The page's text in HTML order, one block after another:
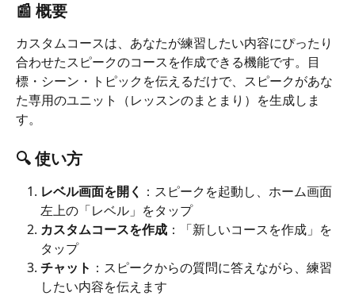
📰 概要
カスタムコースは、あなたが練習したい内容にぴったり
合わせたスピークのコースを作成できる機能です。目
標・シーン・トピックを伝えるだけで、スピークがあな
た専用のユニット（レッスンのまとまり）を生成しま
す。
🔍 使い方
レベル画面を開く ：スピークを起動し、ホーム画面
左上の「レベル」をタップ
カスタムコースを作成 ：「新しいコースを作成」を
タップ
チャット ：スピークからの質問に答えながら、練習
したい内容を伝えます